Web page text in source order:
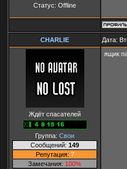
Статус: Offline
СНАRLIЕ Дата:
Ждёт спасателей
Группа: Свои
Сообщений: 149
Репутация: 7
Замечания: 100%
ящик